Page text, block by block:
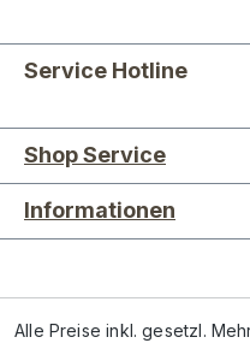
Service Hotline
Shop Service
Informationen
Alle Preise inkl. gesetzl.